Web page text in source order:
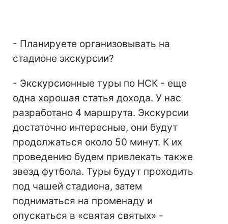
- Планируете организовывать на
стадионе экскурсии?
- Экскурсионные туры по НСК - еще
одна хорошая статья дохода. У нас
разработано 4 маршрута. Экскурсии
достаточно интересные, они будут
продолжаться около 50 минут. К их
проведению будем привлекать также
звезд футбола. Туры будут проходить
под чашей стадиона, затем
подниматься на променаду и
опускаться в «святая святых» -